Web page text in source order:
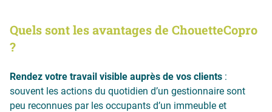
Quels sont les avantages de ChouetteCopro
?
Rendez votre travail visible auprès de vos clients :
souvent les actions du quotidien d’un gestionnaire sont
peu reconnues par les occupants d’un immeuble et